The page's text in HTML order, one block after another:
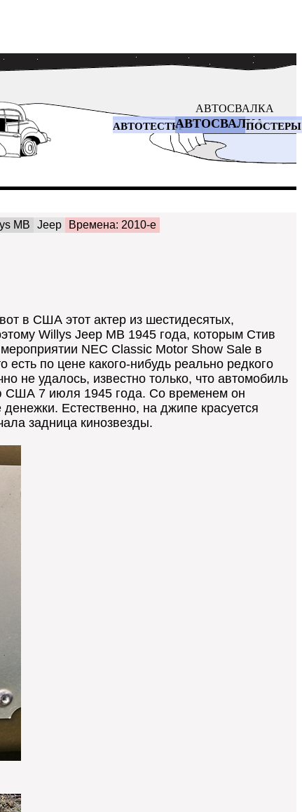
АВТОСВАЛКА
АВТОТЕСТЫАВТОСВАЛКАПОСТЕРЫ
MB Jeep
Времена: 2010-е
в США этот актер из шестидесятых,
Willys Jeep MB 1945 года, которым Стив
NEC Classic Motor Show Sale в
по цене какого-нибудь реально редкого
не удалось, известно только, что автомобиль
США 7 июля 1945 года. Со временем он
Естественно, на джипе красуется
задница кинозвезды.